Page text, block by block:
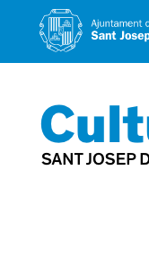
al
contingut